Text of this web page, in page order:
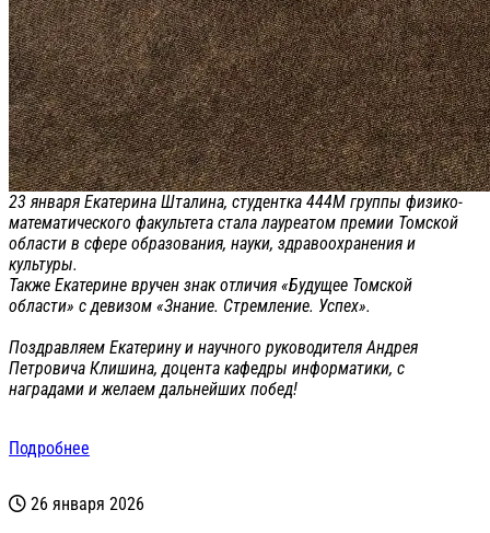
23 января Екатерина Шталина, студентка 444М группы физико-
математического факультета стала лауреатом премии Томской
области в сфере образования, науки, здравоохранения и
культуры.
Также Екатерине вручен знак отличия «Будущее Томской
области» с девизом «Знание. Стремление. Успех».
Поздравляем Екатерину и научного руководителя Андрея
Петровича Клишина, доцента кафедры информатики, с
наградами и желаем дальнейших побед!
Подробнее
26 января 2026